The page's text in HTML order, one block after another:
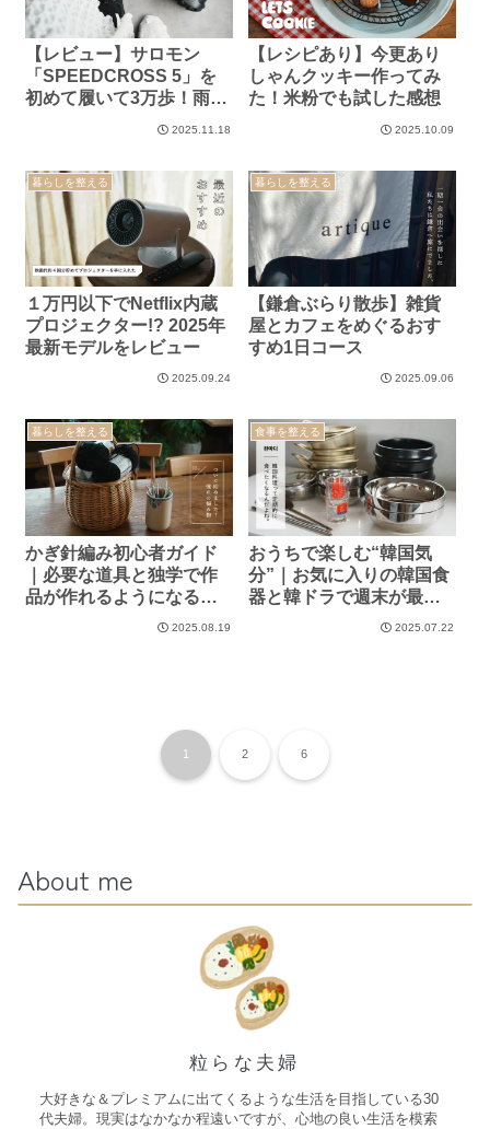
【レビュー】サロモン
「SPEEDCROSS 5」を
初めて履いて3万歩！雨で
2025.11.18
【レシピあり】今更あり
しゃんクッキー作ってみ
た！米粉でも試した感想
2025.10.09
暮らしを整える
１万円以下でNetflix内蔵
プロジェクター!? 2025年
最新モデルをレビュー
2025.09.24
暮らしを整える
【鎌倉ぶらり散歩】雑貨
屋とカフェをめぐるおす
すめ1日コース
2025.09.06
暮らしを整える
かぎ針編み初心者ガイド
｜必要な道具と独学で作
品が作れるようになるま
2025.08.19
食事を整える
おうちで楽しむ“韓国気
分”｜お気に入りの韓国食
器と韓ドラで週末が最高
になる話これでいく！2025.07.22
1 2 6
About me
粒らな夫婦
大好きな＆プレミアムに出てくるような生活を目指している30
代夫婦。現実はなかなか程遠いですが、心地の良い生活を模索